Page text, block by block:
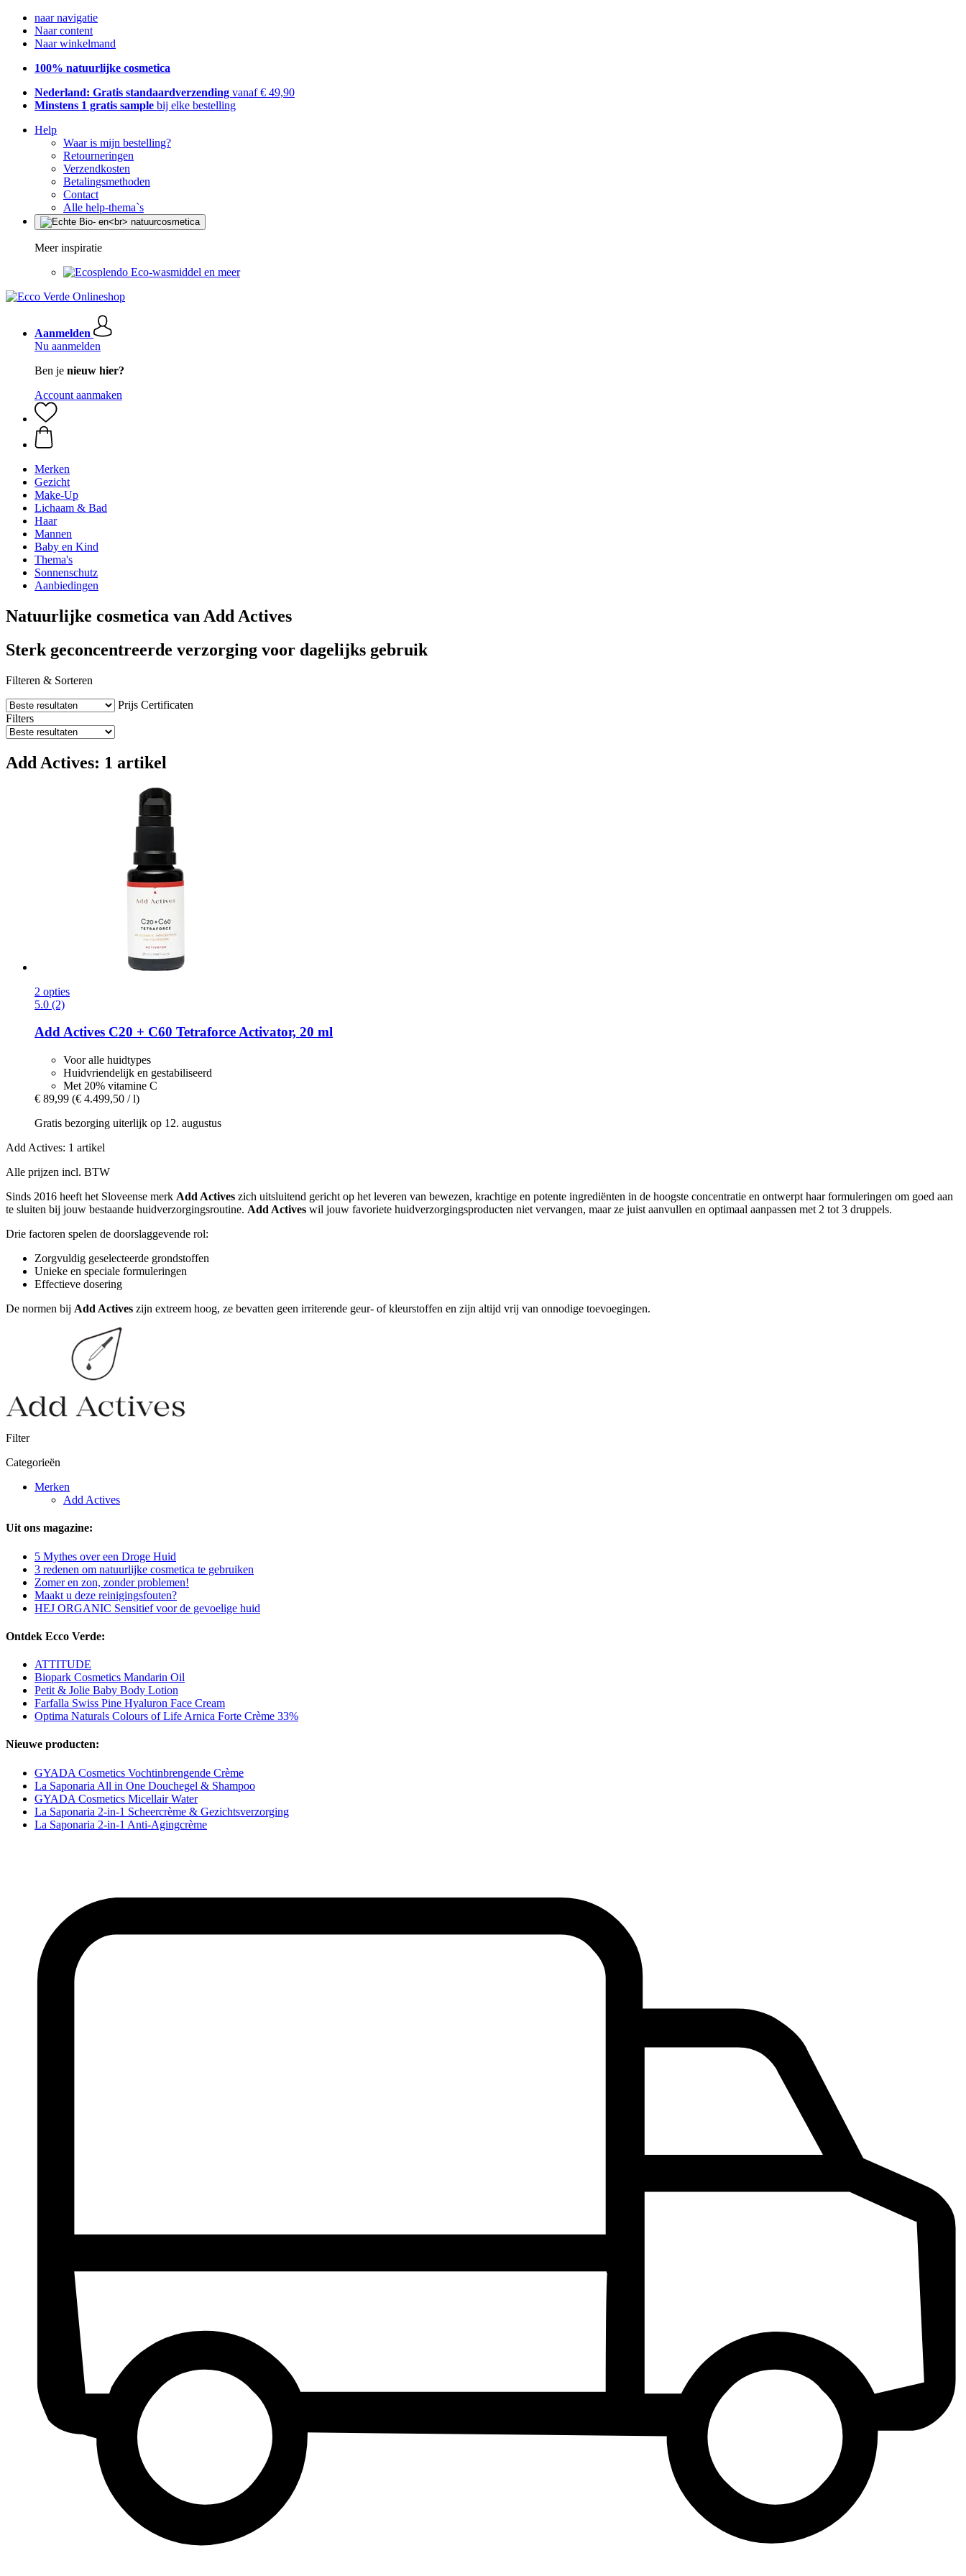
naar navigatie
Naar content
Naar winkelmand
100% natuurlijke cosmetica
Nederland: Gratis standaardverzending vanaf € 49,90
Minstens 1 gratis sample bij elke bestelling
Help
Waar is mijn bestelling?
Retourneringen
Verzendkosten
Betalingsmethoden
Contact
Alle help-thema`s
Meer inspiratie
Eco-wasmiddel en meer
Aanmelden
Nu aanmelden
Ben je nieuw hier?
Account aanmaken
Merken
Gezicht
Make-Up
Lichaam & Bad
Haar
Mannen
Baby en Kind
Thema's
Sonnenschutz
Aanbiedingen
Natuurlijke cosmetica van Add Actives
Sterk geconcentreerde verzorging voor dagelijks gebruik
Filteren & Sorteren
Prijs Certificaten
Filters
Add Actives: 1 artikel
2 opties
5.0 (2)
Add Actives C20 + C60 Tetraforce Activator, 20 ml
Voor alle huidtypes
Huidvriendelijk en gestabiliseerd
Met 20% vitamine C
€ 89,99 (€ 4.499,50 / l)
Gratis bezorging uiterlijk op 12. augustus
Add Actives: 1 artikel
Alle prijzen incl. BTW
Sinds 2016 heeft het Sloveense merk Add Actives zich uitsluitend gericht op het leveren van bewezen, krachtige en potente ingrediënten in de hoogste concentratie en ontwerpt haar formuleringen om goed aan
te sluiten bij jouw bestaande huidverzorgingsroutine. Add Actives wil jouw favoriete huidverzorgingsproducten niet vervangen, maar ze juist aanvullen en optimaal aanpassen met 2 tot 3 druppels.
Drie factoren spelen de doorslaggevende rol:
Zorgvuldig geselecteerde grondstoffen
Unieke en speciale formuleringen
Effectieve dosering
De normen bij Add Actives zijn extreem hoog, ze bevatten geen irriterende geur- of kleurstoffen en zijn altijd vrij van onnodige toevoegingen.
Filter
Categorieën
Merken
Add Actives
Uit ons magazine:
5 Mythes over een Droge Huid
3 redenen om natuurlijke cosmetica te gebruiken
Zomer en zon, zonder problemen!
Maakt u deze reinigingsfouten?
HEJ ORGANIC Sensitief voor de gevoelige huid
Ontdek Ecco Verde:
ATTITUDE
Biopark Cosmetics Mandarin Oil
Petit & Jolie Baby Body Lotion
Farfalla Swiss Pine Hyaluron Face Cream
Optima Naturals Colours of Life Arnica Forte Crème 33%
Nieuwe producten:
GYADA Cosmetics Vochtinbrengende Crème
La Saponaria All in One Douchegel & Shampoo
GYADA Cosmetics Micellair Water
La Saponaria 2-in-1 Scheercrème & Gezichtsverzorging
La Saponaria 2-in-1 Anti-Agingcrème